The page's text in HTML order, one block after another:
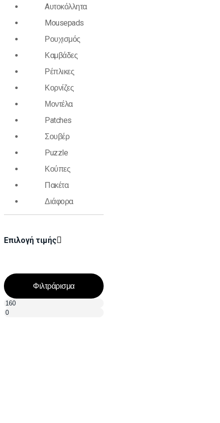
Aυτοκόλλητα
Mousepads
Ρουχισμός
Καμβάδες
Ρέπλικες
Κορνίζες
Μοντέλα
Patches
Σουβέρ
Puzzle
Κούπες
Πακέτα
Διάφορα
Επιλογή τιμής
Φιλτράρισμα